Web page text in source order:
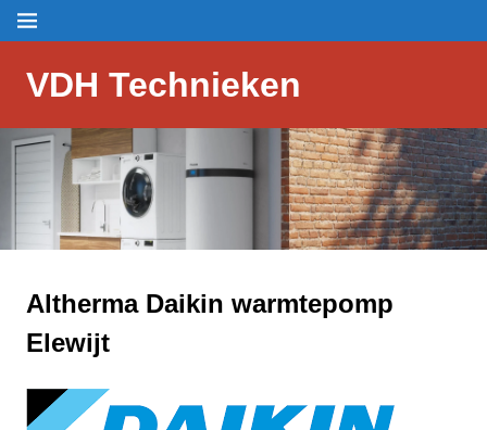
Skip
to
Menu
VDH Technieken
Altherma Daikin warmtepomp
Elewijt